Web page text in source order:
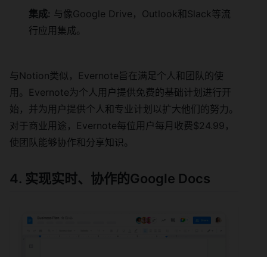
集成: 与像Google Drive，Outlook和Slack等流
行应用集成。
与Notion类似，Evernote旨在满足个人和团队的使
用。Evernote为个人用户提供免费的基础计划进行开
始，并为用户提供个人和专业计划以扩大他们的努力。
对于商业用途，Evernote每位用户每月收费$24.99，
使团队能够协作和分享知识。
4. 实现实时、协作的Google Docs